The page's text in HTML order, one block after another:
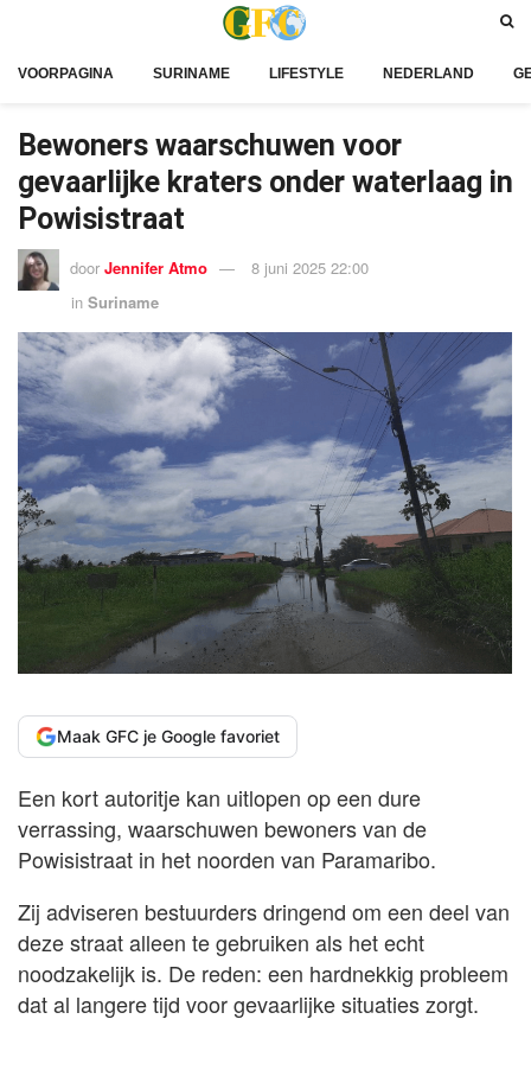
VOORPAGINA SURINAME LIFESTYLE NEDERLAND
Bewoners waarschuwen voor
gevaarlijke kraters onder waterlaag in
Powisistraat
door Jennifer Atmo
8 juni 2025 22:00
in Suriname
Maak GFC je Google favoriet
Een kort autoritje kan uitlopen op een dure
verrassing, waarschuwen bewoners van de
Powisistraat in het noorden van Paramaribo.
Zij adviseren bestuurders dringend om een deel van
deze straat alleen te gebruiken als het echt
noodzakelijk is. De reden: een hardnekkig probleem
dat al langere tijd voor gevaarlijke situaties zorgt.